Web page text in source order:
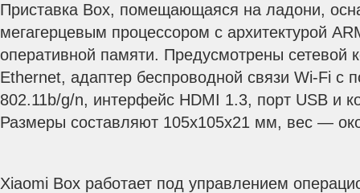
Приставка Box, помещающаяся на ладони,
мегагерцевым процессором с архитектурой
оперативной памяти. Предусмотрены сетевой
Ethernet, адаптер беспроводной связи Wi-Fi с
802.11b/g/n, интерфейс HDMI 1.3, порт USB и
Размеры составляют 105x105x21 мм, вес —
Xiaomi Box работает под управлением